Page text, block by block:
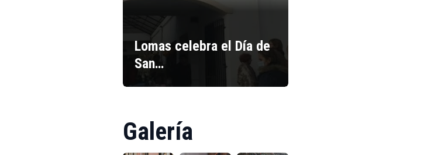
Lomas celebra el Día de
San…
Galería